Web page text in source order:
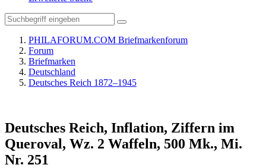
PHILAFORUM.COM Briefmarkenforum
Forum
Briefmarken
Deutschland
Deutsches Reich 1872–1945
Deutsches Reich, Inflation, Ziffern im
Queroval, Wz. 2 Waffeln, 500 Mk., Mi.
Nr. 251